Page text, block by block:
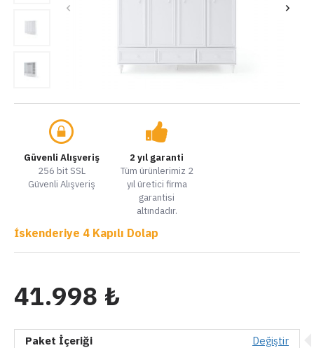
Güvenli Alışveriş
256 bit SSL
Güvenli Alışveriş
2 yıl garanti
Tüm ürünlerimiz 2
yıl üretici firma
garantisi
altındadır.
İskenderiye 4 Kapılı Dolap
41.998 ₺
Paket İçeriği
Değiştir